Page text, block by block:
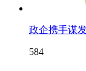
政企携手谋
584